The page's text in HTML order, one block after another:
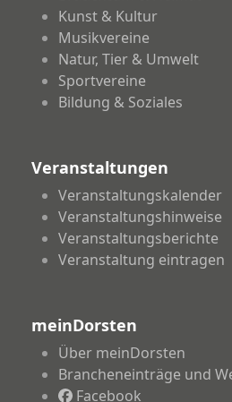
Kunst & Kultur
Musikvereine
Natur, Tier & Umwelt
Sportvereine
Bildung & Soziales
Veranstaltungen
Veranstaltungskalender
Veranstaltungshinweise
Veranstaltungsberichte
Veranstaltung eintragen
meinDorsten
Über meinDorsten
Brancheneinträge und
Facebook